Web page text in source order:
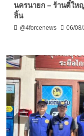
นครนายก – ร้านตี๋ให
ลิ้น
@4forcenews 06/